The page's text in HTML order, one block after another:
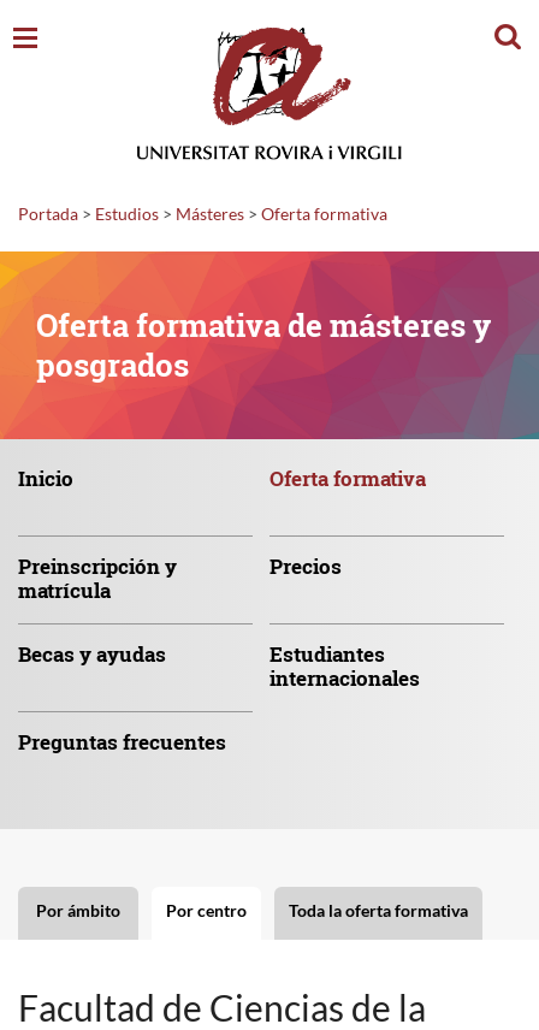
Portada > Estudios > Másteres > Oferta formativa
Oferta formativa de másteres y
posgrados
Inicio Ofertaformativa
Preinscripcióny
matrícula
Precios
Becasy ayudas
Estudiantes
internacionales
Preguntasfrecuentes
Por ámbito Por centro Toda la oferta formativa
Facultad de Ciencias de la